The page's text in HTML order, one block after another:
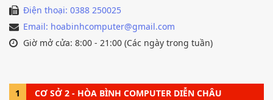
Điện thoại: 0388 250025
Email: hoabinhcomputer@gmail.com
Giờ mở cửa: 8:00 - 21:00 (Các ngày trong tuần)
1 CƠ SỞ 2 - HÒA BÌNH COMPUTER DIỄN CHÂU